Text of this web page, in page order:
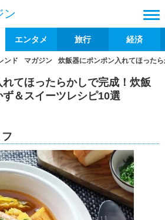
ン
エンタメ 旅行 経済
ンド マガジン 炊飯器にポンポン入れてほった
てほったらかしで完成！炊飯
＆スイーツレシピ10選